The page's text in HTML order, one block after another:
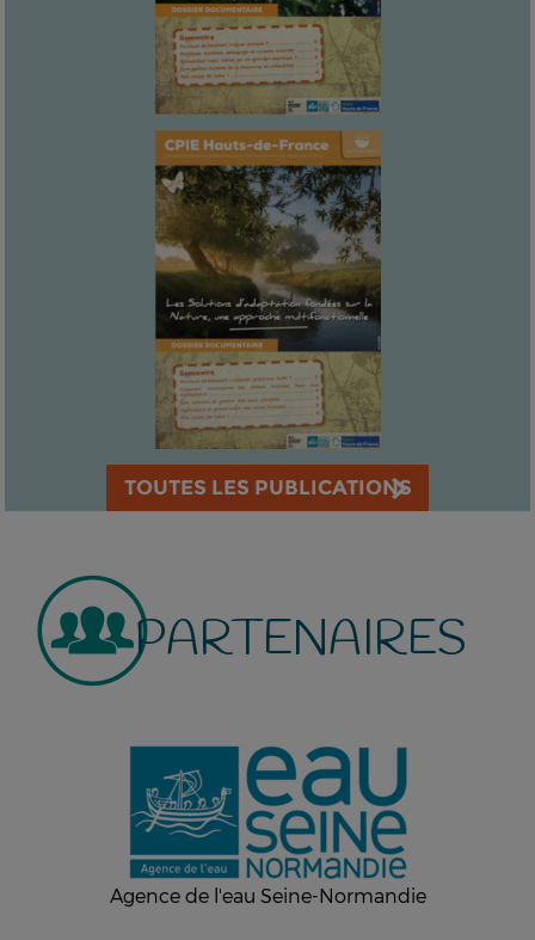
TOUTES LES PUBLICATIONS
PARTENAIRES
Agence de l'eau Seine-Normandie